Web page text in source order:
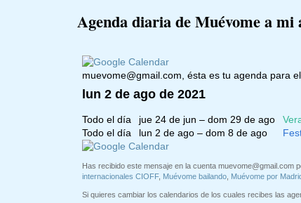
Agenda diaria de Muévome a
muevome@gmail.com, ésta es tu agenda para
lun 2 de ago de 2021
Todo el día jue 24 de jun – dom 29 de ago
Todo el día
lun 2 de ago – dom 8 de ago
Has recibido este mensaje en la cuentamuevome@gmail.com
internacionales CIOFF, Muévome bailando Muévome por
Si quieres cambiar los calendarios de los cuales recibes las